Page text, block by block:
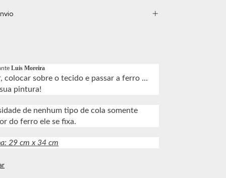
Luis Moreira
colocar sobre o tecido e passar a ferro …
pintura!
de nenhum tipo de cola somente
do ferro ele se fixa.
29 cm x 34 cm